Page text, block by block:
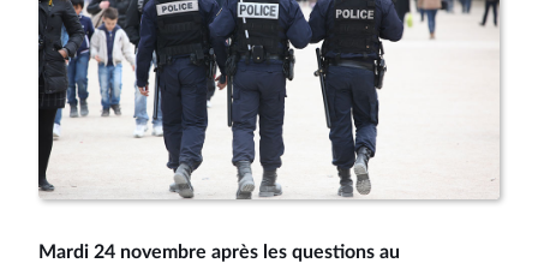
Mardi 24 novembre après les questions au